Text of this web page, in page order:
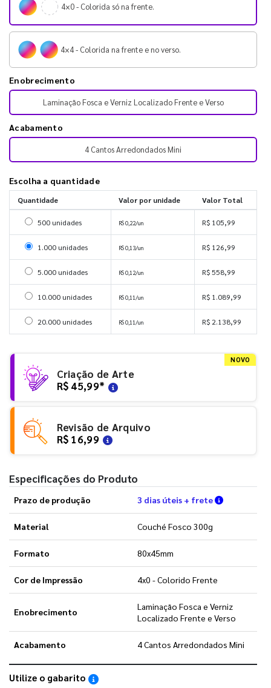
4×0 - Colorida só na frente.
4×4 - Colorida na frente e no verso.
Enobrecimento
Laminação Fosca e Verniz Localizado Frente e Verso
Acabamento
4 Cantos Arredondados Mini
Escolha a quantidade
Quantidade Valor por unidade Valor Total
Selecionar 500 unidades
500 unidades R$ 0,22/un R$ 105,99
Selecionar 1000 unidades
1.000 unidades R$ 0,13/un R$ 126,99
Selecionar 5000 unidades
5.000 unidades R$ 0,12/un R$ 558,99
Selecionar 10000 unidades
10.000 unidades R$ 0,11/un R$ 1.089,99
Selecionar 20000 unidades
20.000 unidades R$ 0,11/un R$ 2.138,99
NOVO
Criação de Arte
R$ 45,99*
Revisão de Arquivo
R$ 16,99
Especificações do Produto
Prazo de produção 3 dias úteis + frete Verifique
Material Couché Fosco 300g
Formato 80x45mm
Cor de Impressão 4x0 - Colorido Frente
Enobrecimento
Laminação Fosca e Verniz
Localizado Frente e Verso
Acabamento 4 Cantos Arredondados Mini
Utilize o gabarito Saiba como utilizar os nossos gabaritos